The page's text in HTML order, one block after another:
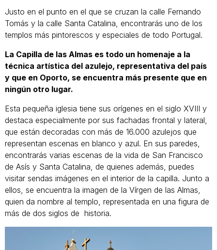
Justo en el punto en el que se cruzan la calle Fernando
Tomás y la calle Santa Catalina, encontrarás uno de los
templos más pintorescos y especiales de todo Portugal.
La Capilla de las Almas es todo un homenaje a la
técnica artística del azulejo, representativa del país
y que en Oporto, se encuentra más presente que en
ningún otro lugar.
Esta pequeña iglesia tiene sus orígenes en el siglo XVIII y
destaca especialmente por sus fachadas frontal y lateral,
que están decoradas con más de 16.000 azulejos que
representan escenas en blanco y azul. En sus paredes,
encontrarás varias escenas de la vida de San Francisco
de Asís y Santa Catalina, de quienes además, puedes
visitar sendas imágenes en el interior de la capilla. Junto a
ellos, se encuentra la imagen de la Vírgen de las Almas,
quien da nombre al templo, representada en una figura de
más de dos siglos de historia.